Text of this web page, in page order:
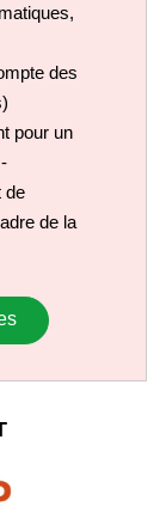
des
pour un
de
de la